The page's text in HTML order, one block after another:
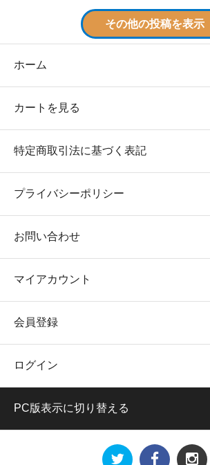
ホーム
カートを見る
特定商取引法に基づく表記
プライバシーポリシー
お問い合わせ
マイアカウント
会員登録
ログイン
PC版表示に切り替える